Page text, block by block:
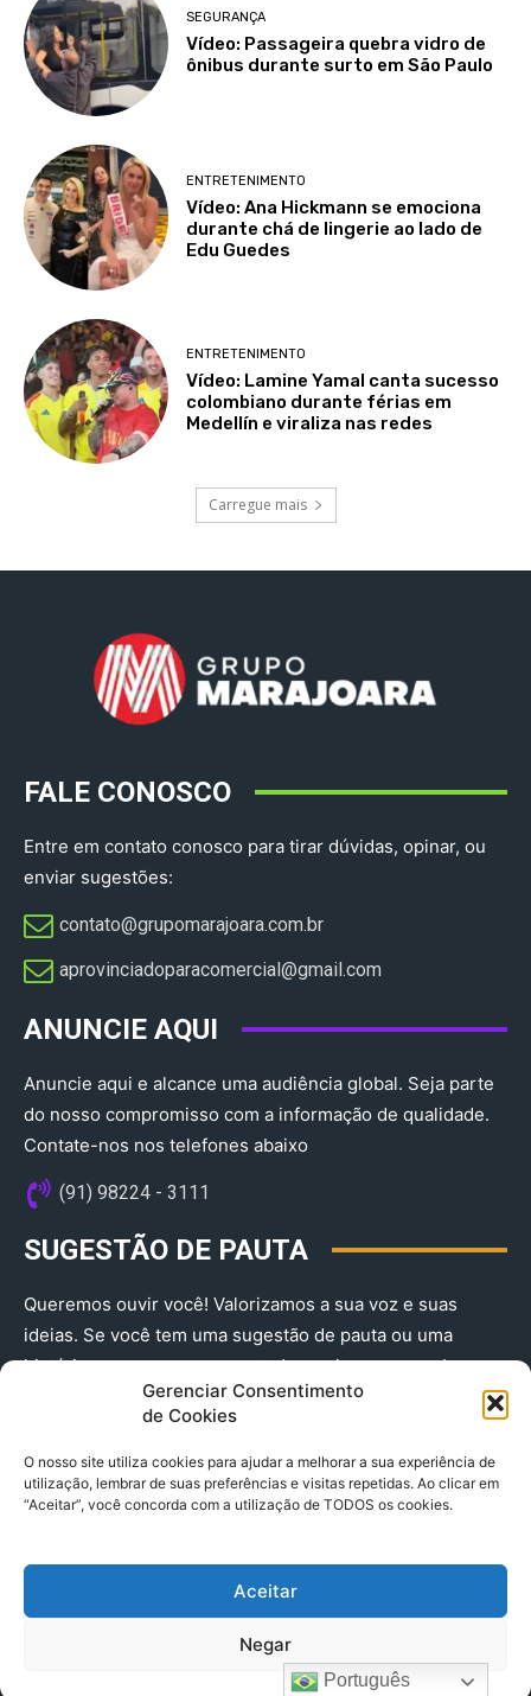
Gerenciar Consentimento
de Cookies
O nosso site utiliza cookies para ajudar a melhorar a sua experiência de
utilização, lembrar de suas preferências e visitas repetidas. Ao clicar em
“Aceitar”, você concorda com a utilização de TODOS os cookies.
Aceitar
Negar
SEGURANÇA
Vídeo: Passageira quebra vidro de
ônibus durante surto em São Paulo
ENTRETENIMENTO
Vídeo: Ana Hickmann se emociona
durante chá de lingerie ao lado de
Edu Guedes
ENTRETENIMENTO
Vídeo: Lamine Yamal canta sucesso
colombiano durante férias em
Medellín e viraliza nas redes
Carregue mais
FALE CONOSCO
Entre em contato conosco para tirar dúvidas, opinar, ou
enviar sugestões:
contato@grupomarajoara.com.br
aprovinciadoparacomercial@gmail.com​
ANUNCIE AQUI
Anuncie aqui e alcance uma audiência global. Seja parte
do nosso compromisso com a informação de qualidade.
Contate-nos nos telefones abaixo
(91) 98224 - 3111
SUGESTÃO DE PAUTA
Queremos ouvir você! Valorizamos a sua voz e suas
ideias. Se você tem uma sugestão de pauta ou uma
história que merece ser contada, envie-nos agora!
(91) 98224 - 3111
© 2025 A Província do Pará CNPJ: 04.901.141/0001-36 End .
Trav. Quintino Bocaiuva 2301, Ed. Rogério Fernandez – Sala
2701- Cremação – CEP 66045.315
Português